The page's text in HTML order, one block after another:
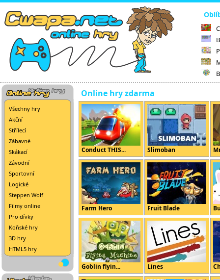
Všechny hry
Akční
Střílecí
Zábavné
Skákací
Závodní
Sportovní
Logické
Steppen Wolf
Filmy online
Pro dívky
Koňské hry
3D hry
HTML5 hry
Online hry zdarma
Conduct THIS... Slimoban
Farm Hero Fruit Blade
Goblin flyin... Lines